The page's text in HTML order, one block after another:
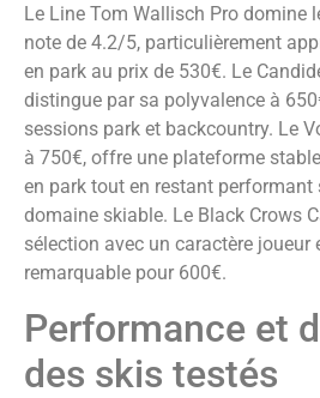
Le Line Tom Wallisch Pro domine
note de 4.2/5, particulièrement
en park au prix de 530€. Le
distingue par sa polyvalence à
sessions park et backcountry. Le
à 750€, offre une plateforme
en park tout en restant performant
domaine skiable. Le Black Crows
sélection avec un caractère
remarquable pour 600€.
Performance et
des skis testés